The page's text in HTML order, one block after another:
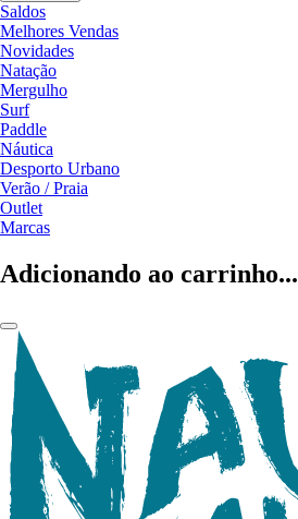
Saldos
Melhores Vendas
Novidades
Natação
Mergulho
Surf
Paddle
Náutica
Desporto Urbano
Verão / Praia
Outlet
Marcas
Adicionando ao carrinho...